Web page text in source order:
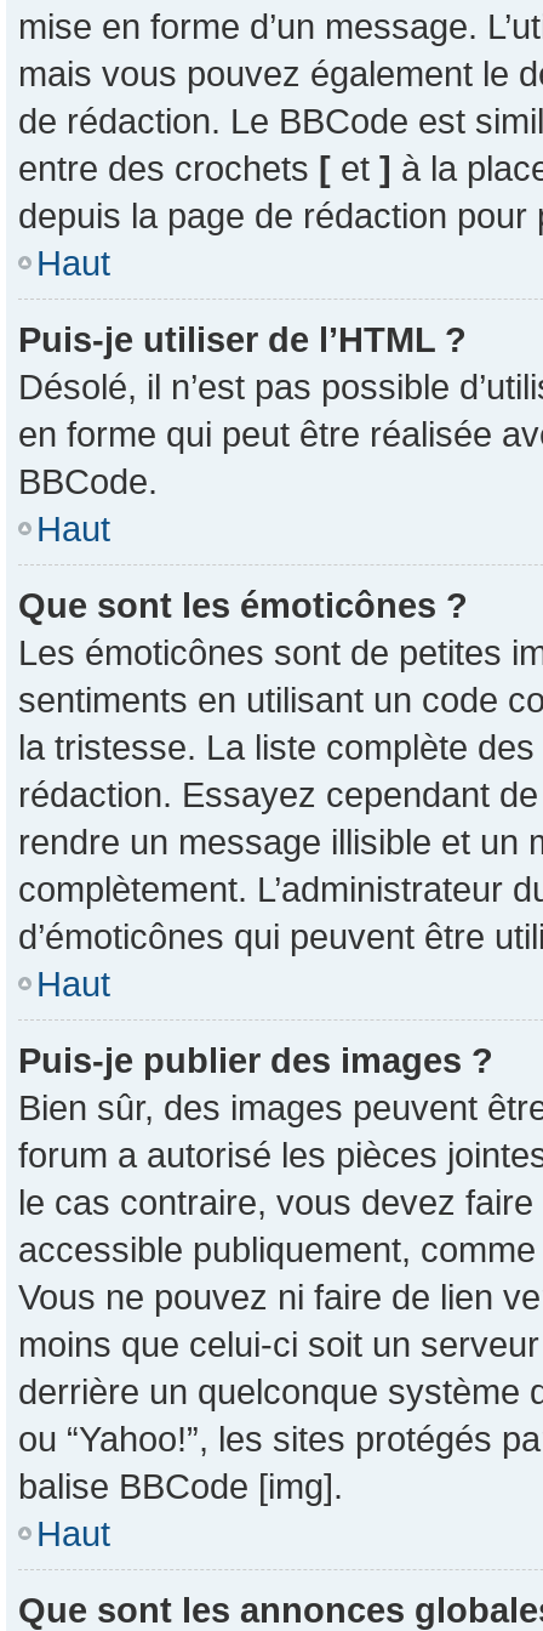
mise en forme d’un message.
mais vous pouvez également le
de rédaction. Le BBCode est
entre des crochets [ et ] à la
depuis la page de rédaction pour
Haut
Puis-je utiliser de l’HTML ?
Désolé, il n’est pas possible
en forme qui peut être réalisée
BBCode.
Haut
Que sont les émoticônes ?
Les émoticônes sont de petites
sentiments en utilisant un code
la tristesse. La liste complète
rédaction. Essayez cependant
rendre un message illisible et un
complètement. L’administrateur
d’émoticônes qui peuvent être
Haut
Puis-je publier des images ?
Bien sûr, des images peuvent
forum a autorisé les pièces
le cas contraire, vous devez
accessible publiquement,
Vous ne pouvez ni faire de lien
moins que celui-ci soit un
derrière un quelconque système
ou “Yahoo!”, les sites protégés
balise BBCode [img].
Haut
Que sont les annonces